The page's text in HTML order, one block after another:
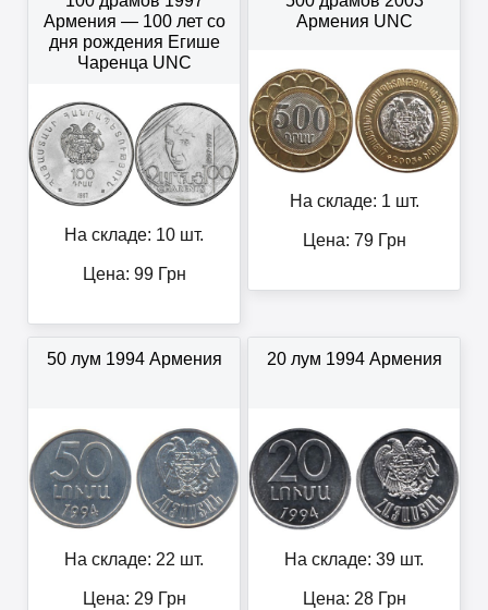
Армения — 100 лет со
дня рождения Егише
Чаренца UNC
На складе: 10 шт.
Цена: 99Грн
Армения UNC
На складе: 1 шт.
Цена: 79Грн
50 лум 1994 Армения
На складе: 22 шт.
Цена: 29Грн
20 лум 1994 Армения
На складе: 39 шт.
Цена: 28Грн